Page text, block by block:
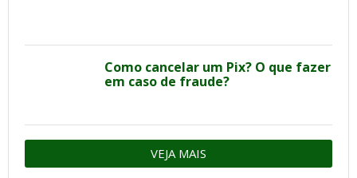
Como cancelar um Pix? O que fazer
em caso de fraude?
VEJA MAIS